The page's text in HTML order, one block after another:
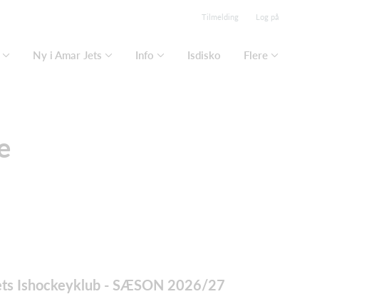
Tilmelding Log på
Ny i Amar Jets Info Isdisko Flere
Ishockeyklub - SÆSON 2026/27